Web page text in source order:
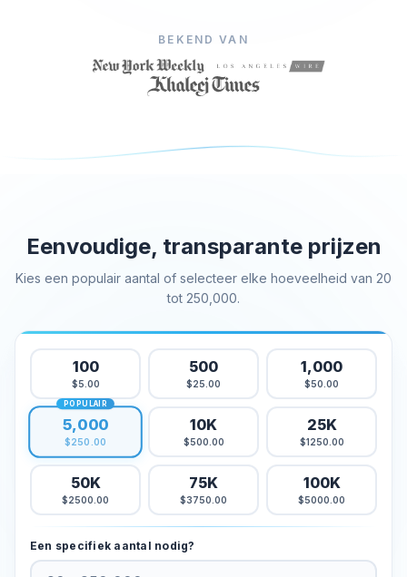
Facebook foto likes kopen
Telegram volgers kopen
Telegram leden kopen
Telegram abonnees kopen
Telegrammen kopen
Tiktok Diensten
Tiktok volgers kopen
Kopen Tiktok houdt
Tiktok live beelden kopen
Tiktok uitzicht kopen
Twitter Diensten
Twitter volgers kopen
BEKEND VAN
Eenvoudige, transparante prijzen
Kies een populair aantal of selecteer elke hoeveelheid van 20
tot 250,000.
100
$5.00
500
$25.00
1,000
$50.00
POPULAIR
5,000
$250.00
10K
$500.00
25K
$1250.00
50K
$2500.00
75K
$3750.00
100K
$5000.00
Een specifiek aantal nodig?